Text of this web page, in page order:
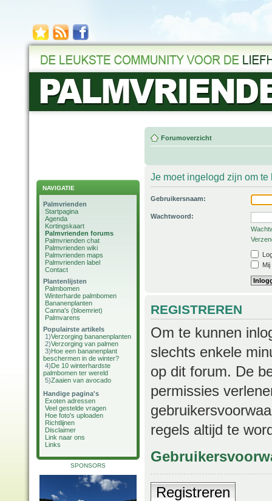
NAVIGATIE
Palmvrienden
Startpagina
Agenda
Kortingskaart
Palmvrienden forums
Palmvrienden chat
Palmvrienden wiki
Palmvrienden maps
Palmvrienden label
Contact
Plantenlijsten
Palmbomen
Winterharde palmbomen
Bananenplanten
Canna's (bloemriet)
Palmvarens
Populairste artikels
1)Verzorging bananenplanten
2)Verzorging van palmen
3)Hoe een bananenplant
beschermen in de winter?
4)De 10 winterhardste
palmbomen ter wereld
5)Zaaien van avocado
Handige pagina's
Exoten adressen
Veel gestelde vragen
Hoe foto's uploaden
Richtlijnen
Disclaimer
Link naar ons
Links
SPONSORS
Forumoverzicht
Je moet ingelogd zijn om
Gebruikersnaam:
Wachtwoord:
REGISTREREN
Om te kunnen
slechts enkele
op dit forum. De
permissies
regels altijd te
Registreren